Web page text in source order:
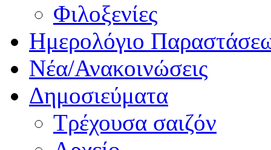
Φιλοξενίες
Ημερολόγιο
Νέα/Ανακοινώσεις
Δημοσιεύματα
Τρέχουσα σαιζόν